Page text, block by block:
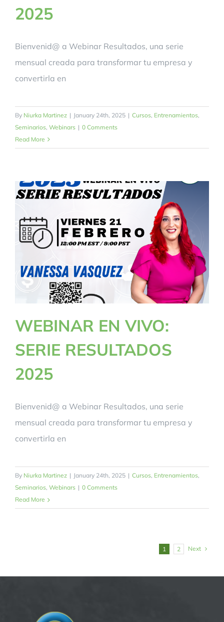
2025
Bienvenid@ a Webinar Resultados, una serie
mensual creada para transformar tu empresa y
convertirla en
By Niurka Martinez | January 24th, 2025 | Cursos, Entrenamientos,
Seminarios, Webinars | 0 Comments
Read More
WEBINAR EN VIVO:
SERIE RESULTADOS
2025
Bienvenid@ a Webinar Resultados, una serie
mensual creada para transformar tu empresa y
convertirla en
By Niurka Martinez | January 24th, 2025 | Cursos, Entrenamientos,
Seminarios, Webinars | 0 Comments
Read More
1 2 Next